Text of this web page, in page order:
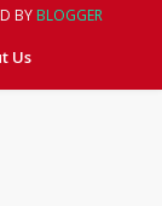
BY BLOGGER
Us